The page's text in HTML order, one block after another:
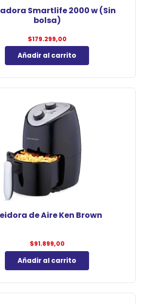
Smartlife 2000 w (Sin
bolsa)
$179.299,00
Añadir al carrito
de Aire Ken Brown
$91.899,00
Añadir al carrito